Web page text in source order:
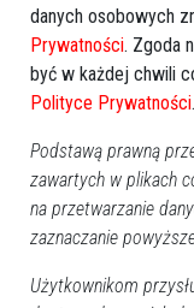
po świecie. Dzięki
USA, Tajlandii,
Izabela Stelmańska,
Organizacji
Organizatorami
Organizacja
Wyniki na stronie
danych osobowych
Prywatności. Zgoda
być w każdej chwili
Polityce Prywatności.
Podstawą prawną
zawartych w plikach
na przetwarzanie
zaznaczanie
Użytkownikom